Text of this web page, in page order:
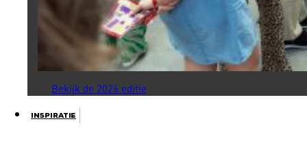
Bekijk de 2026 editie
Inspiratie